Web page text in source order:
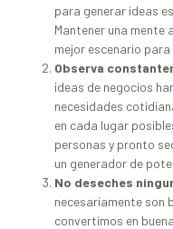
para generar ideas
Mantener una mente
mejor escenario
Observa
ideas de negocios
necesidades
en cada lugar
personas y pronto
un generador de
No deseches
necesariamente son
convertimos en